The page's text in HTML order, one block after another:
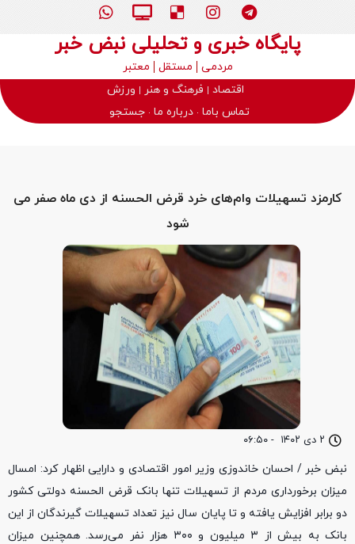
پایگاه خبری و تحلیلی نبض خبر
مردمی مستقل
معتبر
اقتصاد
فرهنگ و هنر
ورزش
تماس باما درباره ما جستجو
۲ دی ۱۴۰۲ - ۰۶:۵۰
کارمزد تسهیلات وام‌های خرد قرض الحسنه از دی ماه صفر می
شود
نبض خبر / احسان خاندوزی وزیر امور اقتصادی و دارایی اظهار کرد: امسال
میزان برخورداری مردم از تسهیلات تنها بانک قرض الحسنه دولتی کشور
دو برابر افزایش یافته و تا پایان سال نیز تعداد تسهیلات گیرندگان از این
بانک به بیش از ۳ میلیون و ۳۰۰ هزار نفر می‌رسد. همچنین میزان